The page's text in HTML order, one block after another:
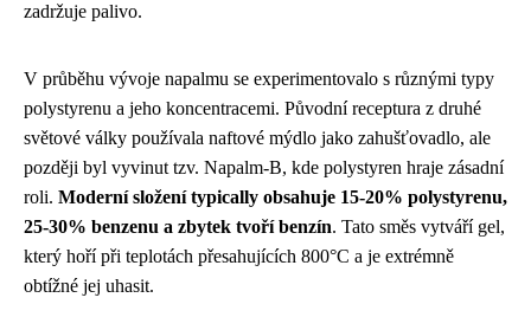
zadržuje palivo.
V průběhu vývoje napalmu se experimentovalo s různými typy
polystyrenu a jeho koncentracemi. Původní receptura z druhé
světové války používala naftové mýdlo jako zahušťovadlo, ale
později byl vyvinut tzv. Napalm-B, kde polystyren hraje zásadní
roli. Moderní složení typically obsahuje 15-20% polystyrenu,
25-30% benzenu a zbytek tvoří benzín. Tato směs vytváří gel,
který hoří při teplotách přesahujících 800°C a je extrémně
obtížné jej uhasit.